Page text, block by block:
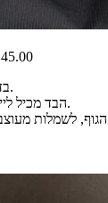
45.00
בד מעולה, עבה ולא שקוף.
הבד מכיל לייקרה ונמתח לשני כיוונים.